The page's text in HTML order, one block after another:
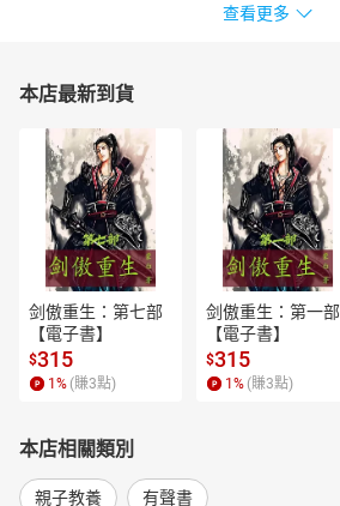
查看更多
本店最新到貨
剑傲重生：第七部
【電子書】
$315
1 % (賺3點)
剑傲重生：第一部
【電子書】
$315
1 % (賺3點)
本店相關類別
親子教養 有聲書